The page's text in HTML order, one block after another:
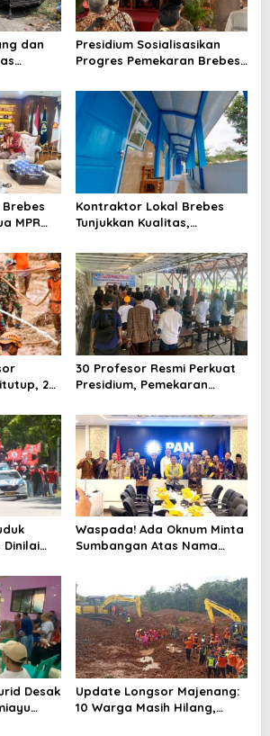
dan
Presidium Sosialisasikan
Progres Pemekaran Brebes
Pansus DPRD Jateng Jadi
Tahap Berikutnya
MPR
ke
Kontraktor Lokal Brebes
Tunjukkan Kualitas,
Negeri Brebes Rampung
2
30 Profesor Resmi Perkuat
Presidium, Pemekaran
Terbendung
Dinilai
Waspada! Ada Oknum Minta
Sumbangan Atas Nama
Desak
Update Longsor Majenang:
10 Warga Masih Hilang,